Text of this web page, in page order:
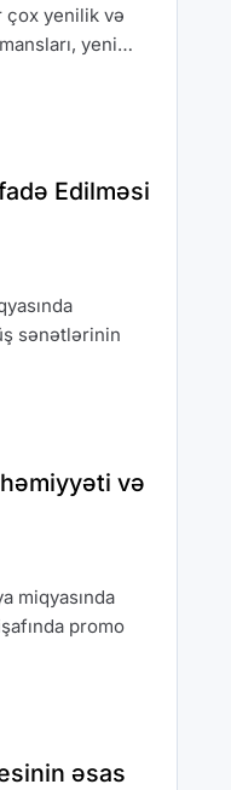
çox yenilik və
yeni…
Edilməsi
sənətlərinin
və
miqyasında
promo
əsas